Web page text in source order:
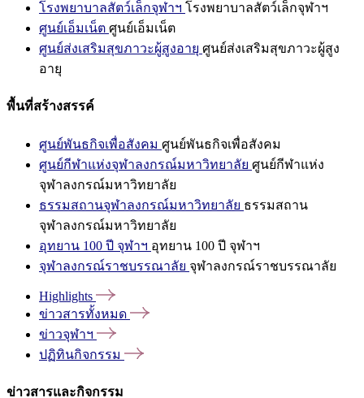
โรงพยาบาลสัตว์เล็กจุฬาฯ โรงพยาบาลสัตว์เล็กจุฬาฯ
ศูนย์เอ็มเน็ต ศูนย์เอ็มเน็ต
ศูนย์ส่งเสริมสุขภาวะผู้สูงอายุ ศูนย์ส่งเสริมสุขภาวะผู้สูง
อายุ
พื้นที่สร้างสรรค์
ศูนย์พันธกิจเพื่อสังคม ศูนย์พันธกิจเพื่อสังคม
ศูนย์กีฬาแห่งจุฬาลงกรณ์มหาวิทยาลัย ศูนย์กีฬาแห่ง
จุฬาลงกรณ์มหาวิทยาลัย
ธรรมสถานจุฬาลงกรณ์มหาวิทยาลัย ธรรมสถาน
จุฬาลงกรณ์มหาวิทยาลัย
อุทยาน 100 ปี จุฬาฯ อุทยาน 100 ปี จุฬาฯ
จุฬาลงกรณ์ราชบรรณาลัย จุฬาลงกรณ์ราชบรรณาลัย
Highlights
ข่าวสารทั้งหมด
ข่าวจุฬาฯ
ปฏิทินกิจกรรม
ข่าวสารและกิจกรรม